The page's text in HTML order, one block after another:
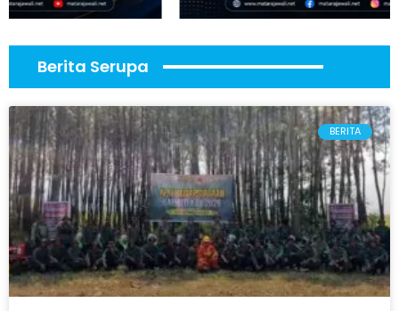
Berita Serupa
BERITA